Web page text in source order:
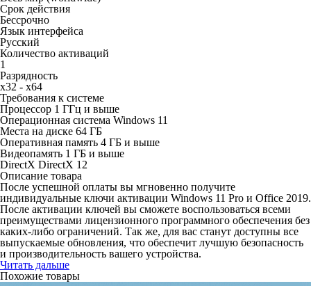
Срок действия
Бессрочно
Язык интерфейса
Русский
Количество активаций
1
Разрядность
x32 - x64
Требования к системе
Процессор 1 ГГц и выше
Операционная система Windows 11
Места на диске 64 ГБ
Оперативная память 4 ГБ и выше
Видеопамять 1 ГБ и выше
DirectX DirectX 12
Описание товара
После успешной оплаты вы мгновенно получите
индивидуальные ключи активации Windows 11 Pro и Office 2019.
После активации ключей вы сможете воспользоваться всеми
преимуществами лицензионного программного обеспечения без
каких-либо ограничений. Так же, для вас станут доступны все
выпускаемые обновления, что обеспечит лучшую безопасность
и производительность вашего устройства.
Читать дальше
Похожие товары